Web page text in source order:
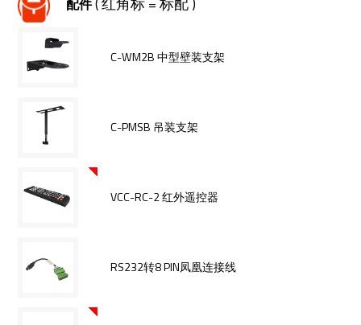
配件
C-WM2B 中型壁装支架
C-PMSB 吊装支架
VCC-RC-2 红外遥控器
RS232转8 PIN凤凰连接线